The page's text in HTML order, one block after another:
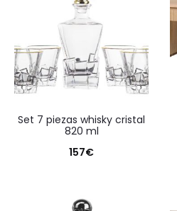
set 7 piezas whisky cristal
820 ml
157€